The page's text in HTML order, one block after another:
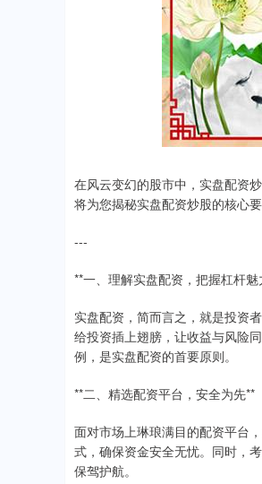
在风云变幻的股市中，实盘配资
将为您揭秘实盘配资炒股的核心
---
**一、理解实盘配资，把握杠杆魅
实盘配资，简而言之，就是投资
给投资插上翅膀，让收益与风险
例，是实盘配资的首要原则。
**二、精选配资平台，安全为先**
面对市场上琳琅满目的配资平台
式，确保资金安全无忧。同时，
保驾护航。